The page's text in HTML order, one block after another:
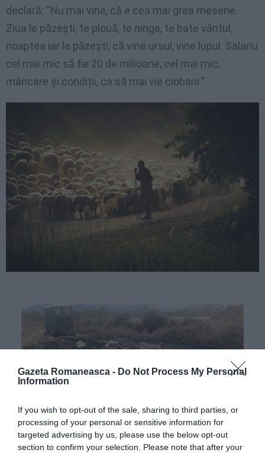
Gazeta Romaneasca - Do Not Process My Personal
Information
If you wish to opt-out of the sale, sharing to third parties, or
processing of your personal or sensitive information for
targeted advertising by us, please use the below opt-out
section to confirm your selection. Please note that after your
declară: “Nu mai vine, că e cea mai grea meserie.
Ziua le păzești, te plouă, te ninge, te bate vântul,
noaptea iar le păzești, că vine ursul, vine lupul. Salariu
cel mai mic să fie 20 de milioane, cel mai mic,
mâncare și condiții, ca să mai vie ciobani.”